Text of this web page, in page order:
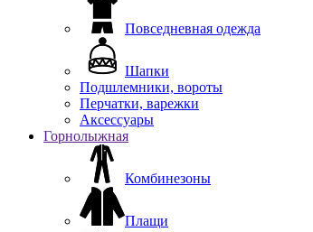
Повседневная одежда
Шапки
Подшлемники, вороты
Перчатки, варежки
Аксессуары
Горнолыжная
Комбинезоны
Плащи